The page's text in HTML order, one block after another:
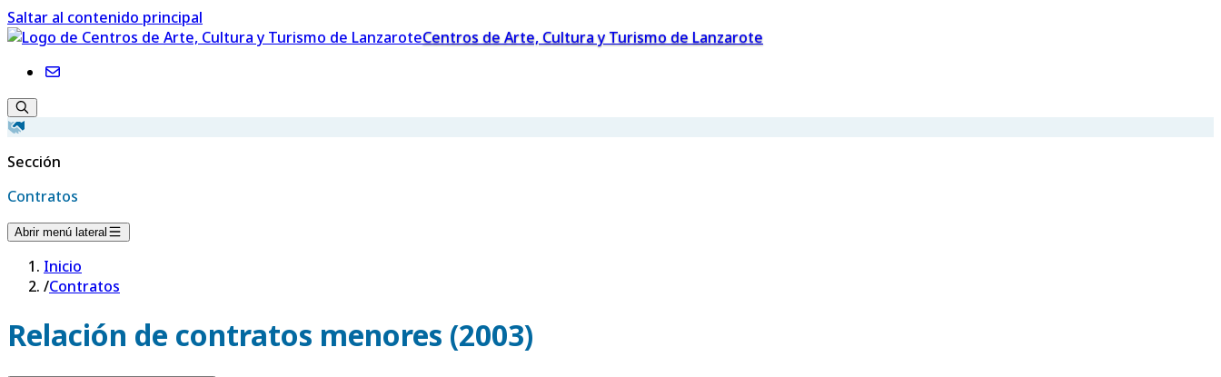
Saltar al contenido principal
Centros de Arte, Cultura y Turismo de Lanzarote
Sección
Contratos
Abrir menú lateral
Inicio
/Contratos
Relación de contratos menores (2003)